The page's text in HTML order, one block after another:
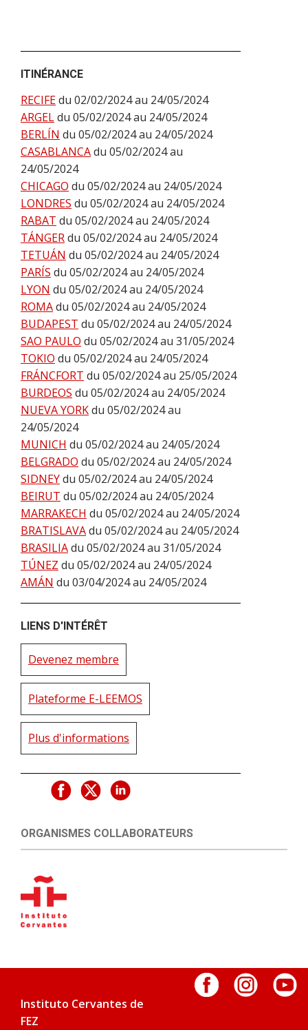
ITINÉRANCE
RECIFEdu 02/02/2024 au 24/05/2024
ARGELdu 05/02/2024 au 24/05/2024
BERLÍN du 05/02/2024 au 24/05/2024
CASABLANCAdu 05/02/2024 au
24/05/2024
CHICAGO du 05/02/2024 au 24/05/2024
LONDRES du 05/02/2024 au 24/05/2024
RABAT du 05/02/2024 au 24/05/2024
TÁNGERdu 05/02/2024 au 24/05/2024
TETUÁN du 05/02/2024 au 24/05/2024
PARÍS du 05/02/2024 au 24/05/2024
LYON du 05/02/2024 au 24/05/2024
ROMAdu 05/02/2024 au 24/05/2024
BUDAPEST du 05/02/2024 au 24/05/2024
SAO PAULO du 05/02/2024 au 31/05/2024
TOKIO du 05/02/2024 au 24/05/2024
FRÁNCFORT du 05/02/2024 au 25/05/2024
BURDEOS du 05/02/2024 au 24/05/2024
NUEVA YORKdu 05/02/2024 au
24/05/2024
MUNICH du 05/02/2024 au 24/05/2024
BELGRADO du 05/02/2024 au 24/05/2024
SIDNEYdu 05/02/2024 au 24/05/2024
BEIRUT du 05/02/2024 au 24/05/2024
MARRAKECH du 05/02/2024 au 24/05/2024
BRATISLAVAdu 05/02/2024 au 24/05/2024
BRASILIAdu 05/02/2024 au 31/05/2024
TÚNEZ du 05/02/2024 au 24/05/2024
AMÁN du 03/04/2024 au 24/05/2024
LIENS D'INTÉRÊT
Devenez membre
Plateforme E-LEEMOS
Plus d'informations
ORGANISMES COLLABORATEURS
Instituto Cervantes de
FEZ